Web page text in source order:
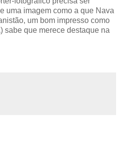
uma imagem como a que Nava
um bom impresso como
sabe que merece destaque na